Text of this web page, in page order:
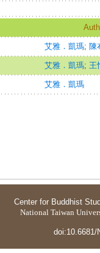
艾雅．凱瑪; 陳
艾雅．凱瑪; 王
艾雅．凱瑪
Center for Buddhist
National Taiwan
doi:10.6681/